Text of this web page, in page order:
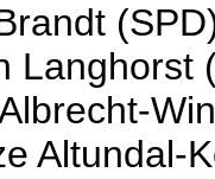
Langhorst
Altundal-